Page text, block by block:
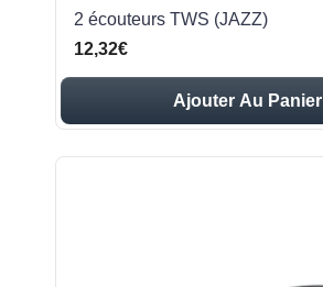
2 écouteurs TWS (JAZZ)
12,32€
Ajouter Au Panier